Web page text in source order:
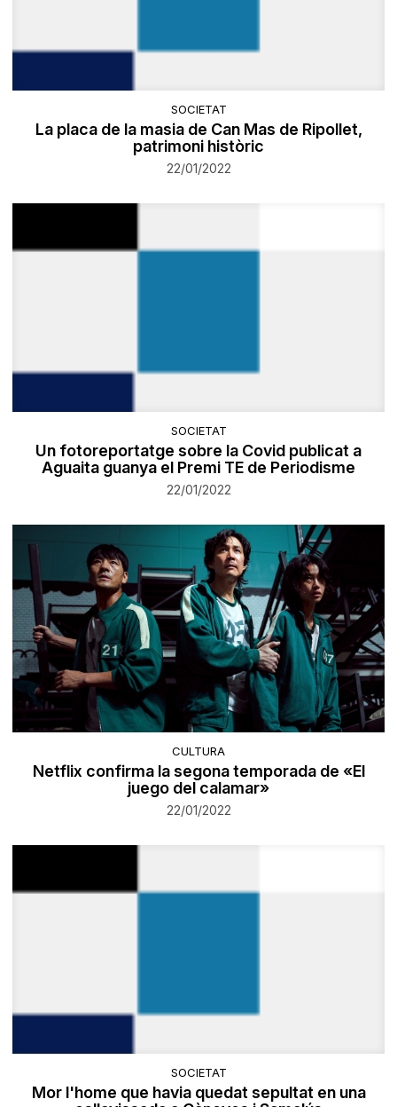
SOCIETAT
​La placa de la masia de Can Mas de Ripollet,
patrimoni històric
22/01/2022
SOCIETAT
Un fotoreportatge sobre la Covid publicat a
Aguaita guanya el Premi TE de Periodisme
22/01/2022
CULTURA
Netflix confirma la segona temporada de «El
juego del calamar»
22/01/2022
SOCIETAT
Mor l'home que havia quedat sepultat en una